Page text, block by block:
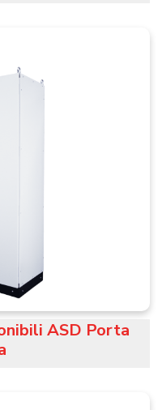
ASD Porta